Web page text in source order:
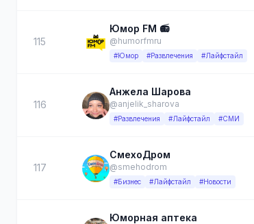
115
Юмор FM 📻
@humorfmru
#Юмор #Развлечения #Лайфстайл
116
Анжела Шарова
@anjelik_sharova
#Развлечения #Лайфстайл #СМИ
117
СмехоДром
@smehodrom
#Бизнес #Лайфстайл #Новости
Юморная аптека